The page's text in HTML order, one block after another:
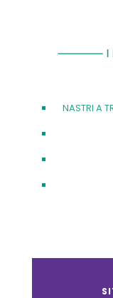
NASTRI A